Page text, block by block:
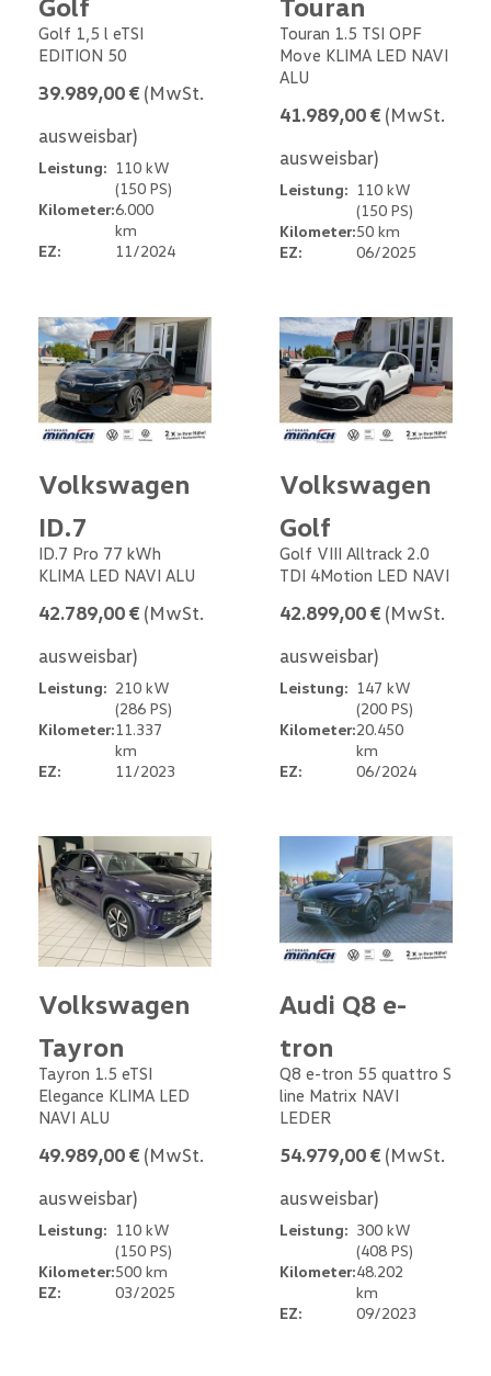
Golf 1,5 l eTSI
EDITION 50
39.989,00 € (MwSt.
ausweisbar)
Leistung: 110 kW
(150 PS)
Kilometer:6.000
km
EZ:
11/2024
Touran 1.5 TSI OPF
Move KLIMA LED NAVI
ALU
41.989,00 € (MwSt.
ausweisbar)
Leistung: 110 kW
(150 PS)
Kilometer:50 km
EZ:
06/2025
Volkswagen
ID.7
ID.7 Pro 77 kWh
KLIMA LED NAVI ALU
42.789,00 € (MwSt.
ausweisbar)
Leistung: 210 kW
(286 PS)
Kilometer:11.337
km
EZ:
11/2023
Volkswagen
Golf
Golf VIII Alltrack 2.0
TDI 4Motion LED NAVI
42.899,00 € (MwSt.
ausweisbar)
Leistung: 147 kW
(200 PS)
Kilometer:20.450
km
EZ:
06/2024
Volkswagen
Tayron
Tayron 1.5 eTSI
Elegance KLIMA LED
NAVI ALU
49.989,00 € (MwSt.
ausweisbar)
Leistung: 110 kW
(150 PS)
Kilometer:500 km
EZ:
03/2025
Audi Q8 e-
tron
Q8 e-tron 55 quattro S
line Matrix NAVI
LEDER
54.979,00 € (MwSt.
ausweisbar)
Leistung: 300 kW
(408 PS)
Kilometer:48.202
km
EZ:
09/2023